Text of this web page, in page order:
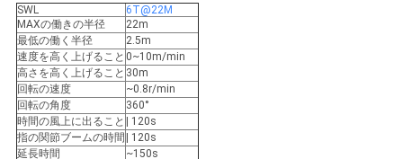
バ
シ
ー
ポ
SWL
6T@22M
MAXの働きの半径
22m
最低の働く半径
2.5m
速度を高く上げること 0~10m/min
高さを高く上げること 30m
回転の速度
~0.8r/min
回転の角度
360°
時間の風上に出ること
| 120s
指の関節ブームの時間
| 120s
延長時間
~150s